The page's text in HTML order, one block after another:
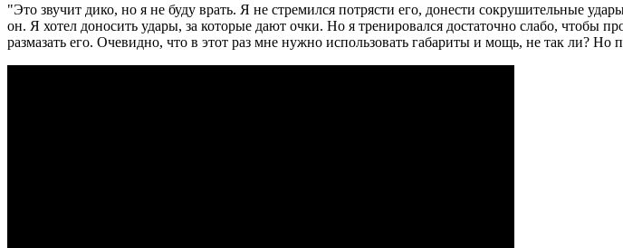
"Это звучит дико, но я не буду врать. Я не стремился потрясти его, донести сокрушительные
он. Я хотел доносить удары, за которые дают очки. Но я тренировался достаточно слабо,
размазать его. Очевидно, что в этот раз мне нужно использовать габариты и мощь, не так ли? Но